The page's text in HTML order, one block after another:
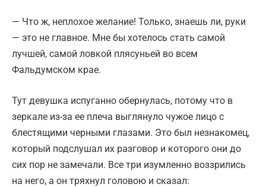
— Что ж, неплохое желание! Только, знаешь ли, руки
— это не главное. Мне бы хотелось стать самой
лучшей, самой ловкой плясуньей во всем
Фальдумском крае.
Тут девушка испуганно обернулась, потому что в
зеркале из-за ее плеча выглянуло чужое лицо с
блестящими черными глазами. Это был незнакомец,
который подслушал их разговор и которого они до
сих пор не замечали. Все три изумленно воззрились
на него, а он тряхнул головою и сказал: